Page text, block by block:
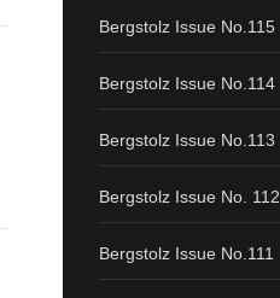
Bergstolz Issue No.115
Bergstolz Issue No.114
Bergstolz Issue No.113
Bergstolz Issue No. 112
Bergstolz Issue No.111